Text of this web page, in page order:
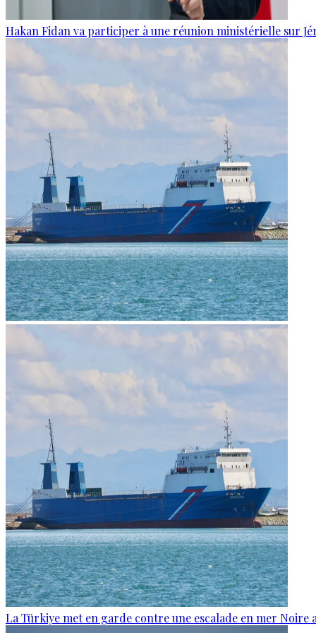
Hakan Fidan va participer à une réunion ministérielle sur
La Türkiye met en garde contre une escalade en mer Noire